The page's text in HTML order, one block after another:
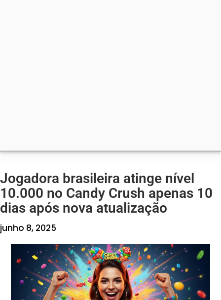
Jogadora brasileira atinge nível
10.000 no Candy Crush apenas 10
dias após nova atualização
junho 8, 2025